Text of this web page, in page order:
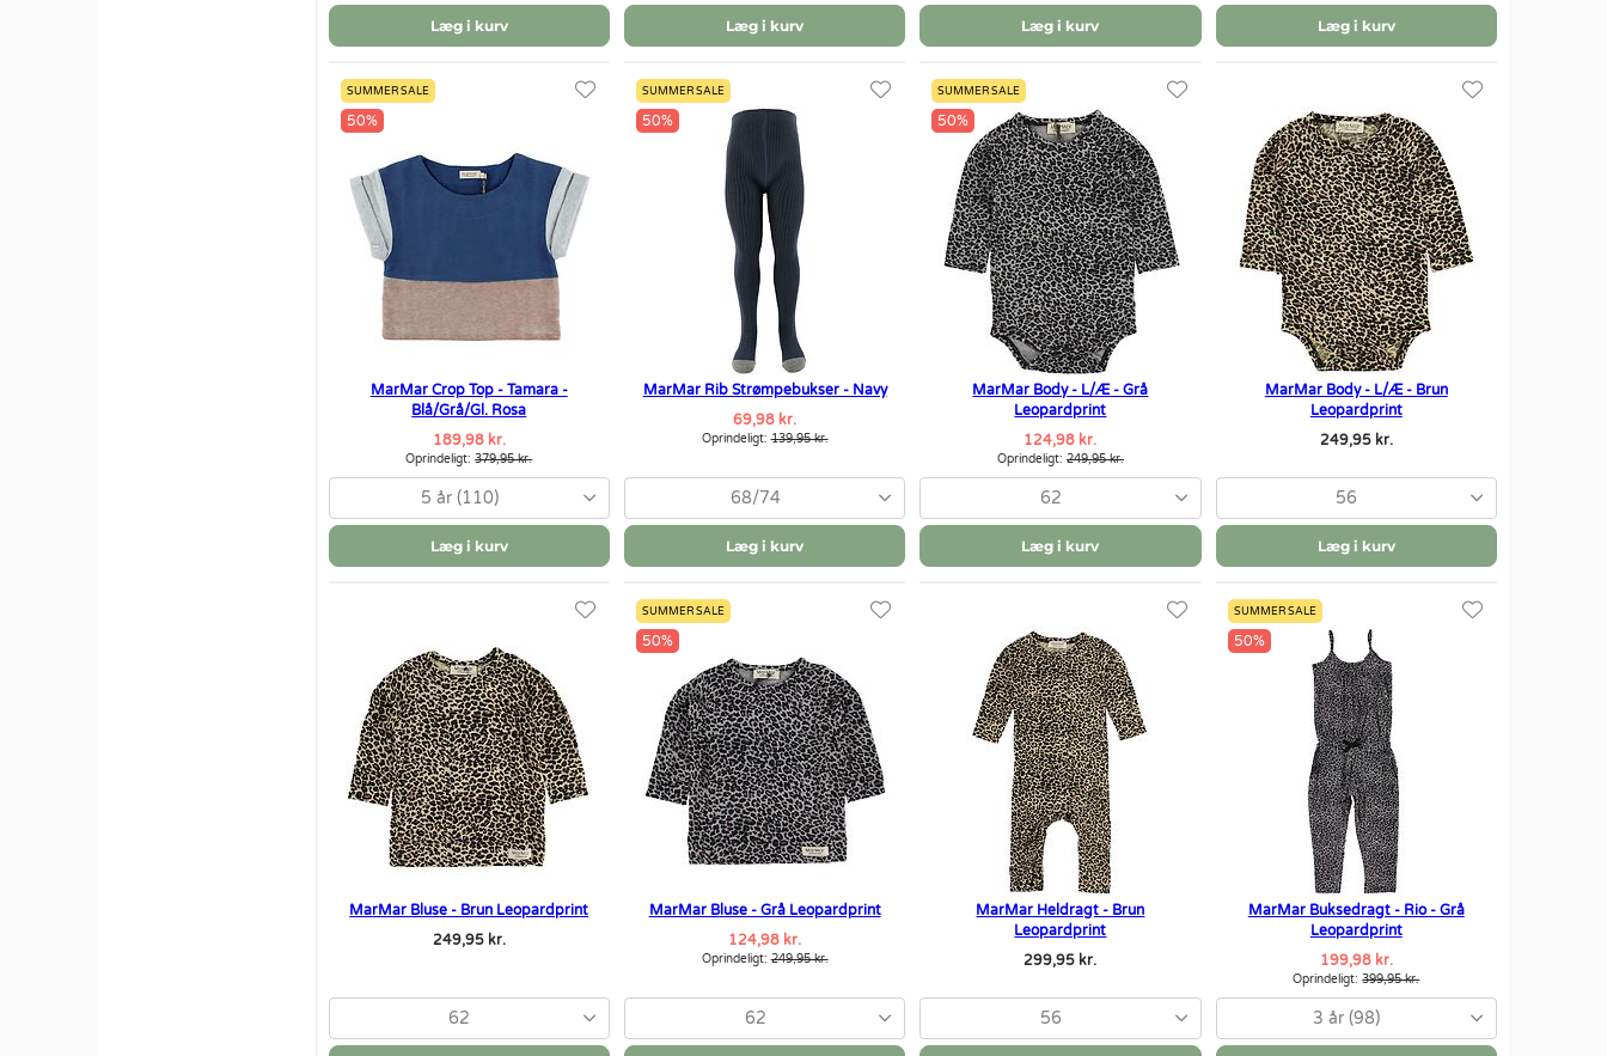
Læg i kurv Læg i kurv Læg i kurv Læg i kurv
SUMMER SALE
50%
MarMar Crop Top - Tamara -
Blå/Grå/Gl. Rosa
189,98 kr.
Oprindeligt:379,95 kr.
5 år (110)
Læg i kurv
SUMMER SALE
50%
MarMar Rib Strømpebukser - Navy
69,98 kr.
Oprindeligt:139,95 kr.
68/74
Læg i kurv
SUMMER SALE
50%
MarMar Body - L/Æ - Grå
Leopardprint
124,98 kr.
Oprindeligt: 249,95 kr.
62
Læg i kurv
MarMar Body - L/Æ - Brun
Leopardprint
249,95 kr.
56
Læg i kurv
MarMar Bluse - Brun Leopardprint
249,95 kr.
62
SUMMER SALE
50%
MarMar Bluse - Grå Leopardprint
124,98 kr.
Oprindeligt:249,95 kr.
62
MarMar Heldragt - Brun
Leopardprint
299,95 kr.
56
SUMMER SALE
50%
MarMar Buksedragt - Rio - Grå
Leopardprint
199,98 kr.
Oprindeligt:399,95 kr.
3 år (98)